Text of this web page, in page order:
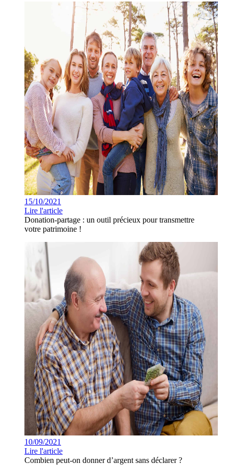
15/10/2021
Lire l'article
Donation-partage : un outil précieux pour transmettre
votre patrimoine !
10/09/2021
Lire l'article
Combien peut-on donner d’argent sans déclarer ?